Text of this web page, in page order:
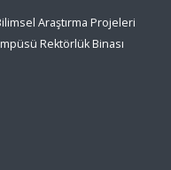
Araştırma Projeleri
Rektörlük Binası